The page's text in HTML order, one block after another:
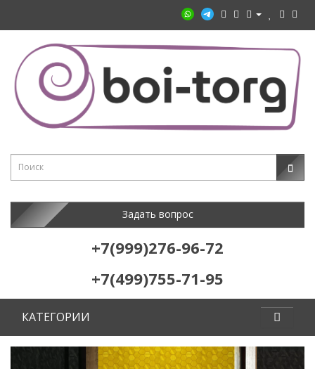
Задать вопрос
+7(999)276-96-72
+7(499)755-71-95
КАТЕГОРИИ